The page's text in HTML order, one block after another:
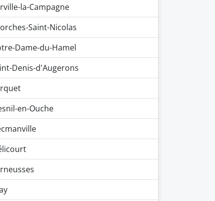
la-Campagne
Saint-Nicolas
Dame-du-Hamel
Denis-d'Augerons
en-Ouche